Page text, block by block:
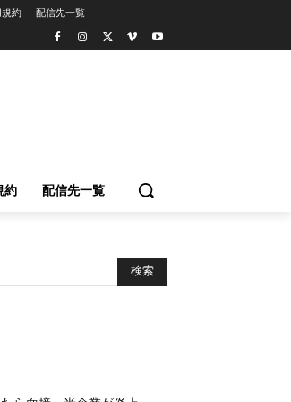
約 配信先一覧
約 配信先一覧